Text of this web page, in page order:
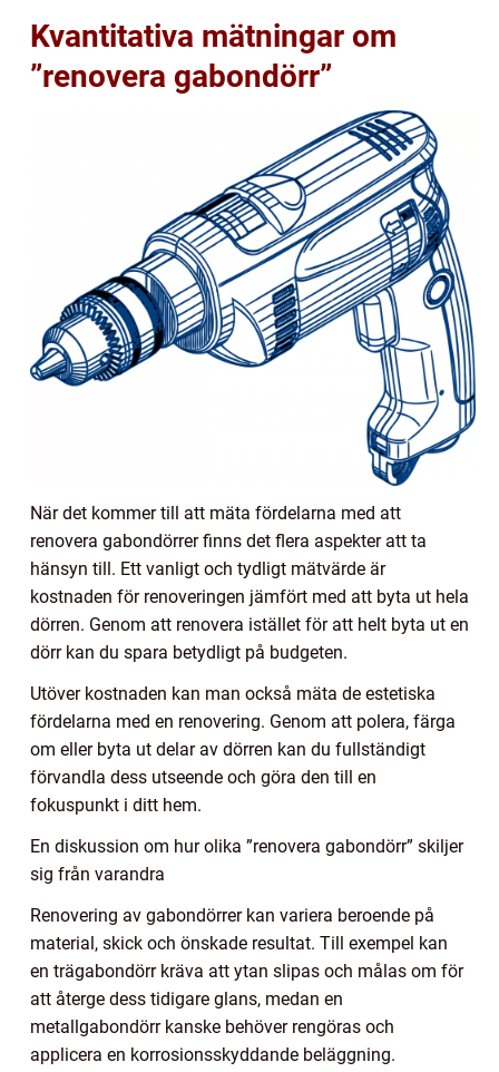
Kvantitativa mätningar om
”renovera gabondörr”
När det kommer till att mäta fördelarna med att
renovera gabondörrer finns det flera aspekter att ta
hänsyn till. Ett vanligt och tydligt mätvärde är
kostnaden för renoveringen jämfört med att byta ut hela
dörren. Genom att renovera istället för att helt byta ut en
dörr kan du spara betydligt på budgeten.
Utöver kostnaden kan man också mäta de estetiska
fördelarna med en renovering. Genom att polera, färga
om eller byta ut delar av dörren kan du fullständigt
förvandla dess utseende och göra den till en
fokuspunkt i ditt hem.
En diskussion om hur olika ”renovera gabondörr” skiljer
sig från varandra
Renovering av gabondörrer kan variera beroende på
material, skick och önskade resultat. Till exempel kan
en trägabondörr kräva att ytan slipas och målas om för
att återge dess tidigare glans, medan en
metallgabondörr kanske behöver rengöras och
applicera en korrosionsskyddande beläggning.